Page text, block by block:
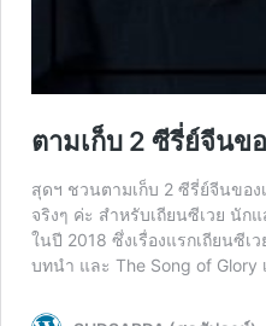
ตามเก็บ 2 ซีรี่ย์จีนข
สุดฯ ชวนตามเก็บ 2 ซีรี่ย์จีนของ
จริงๆ ค่ะ สำหรับเถียนซีเวย นัก
ในปี 2018 ซึ่งเรื่องแรกเถียนซีเ
บทนำ และ The Song of